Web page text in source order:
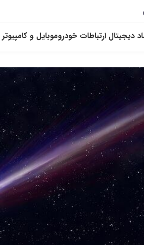
دیجیتال ارتباطات خودروموبایل و کامپیوتر